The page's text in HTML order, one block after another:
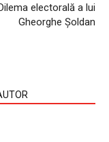
electorală a lui
Gheorghe Șoldan